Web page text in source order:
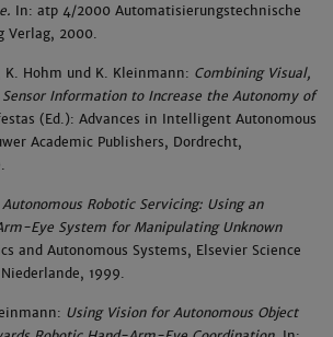
In: atp 4/2000 Automatisierungstechnische
Verlag, 2000.
K. Hohm und K. Kleinmann: Combining Visual,
Sensor Information to Increase the Autonomy of
(Ed.): Advances in Intelligent Autonomous
Academic Publishers, Dordrecht,
Autonomous Robotic Servicing: Using an
Eye System for Manipulating Unknown
and Autonomous Systems, Elsevier Science
1999.
Using Vision for Autonomous Object